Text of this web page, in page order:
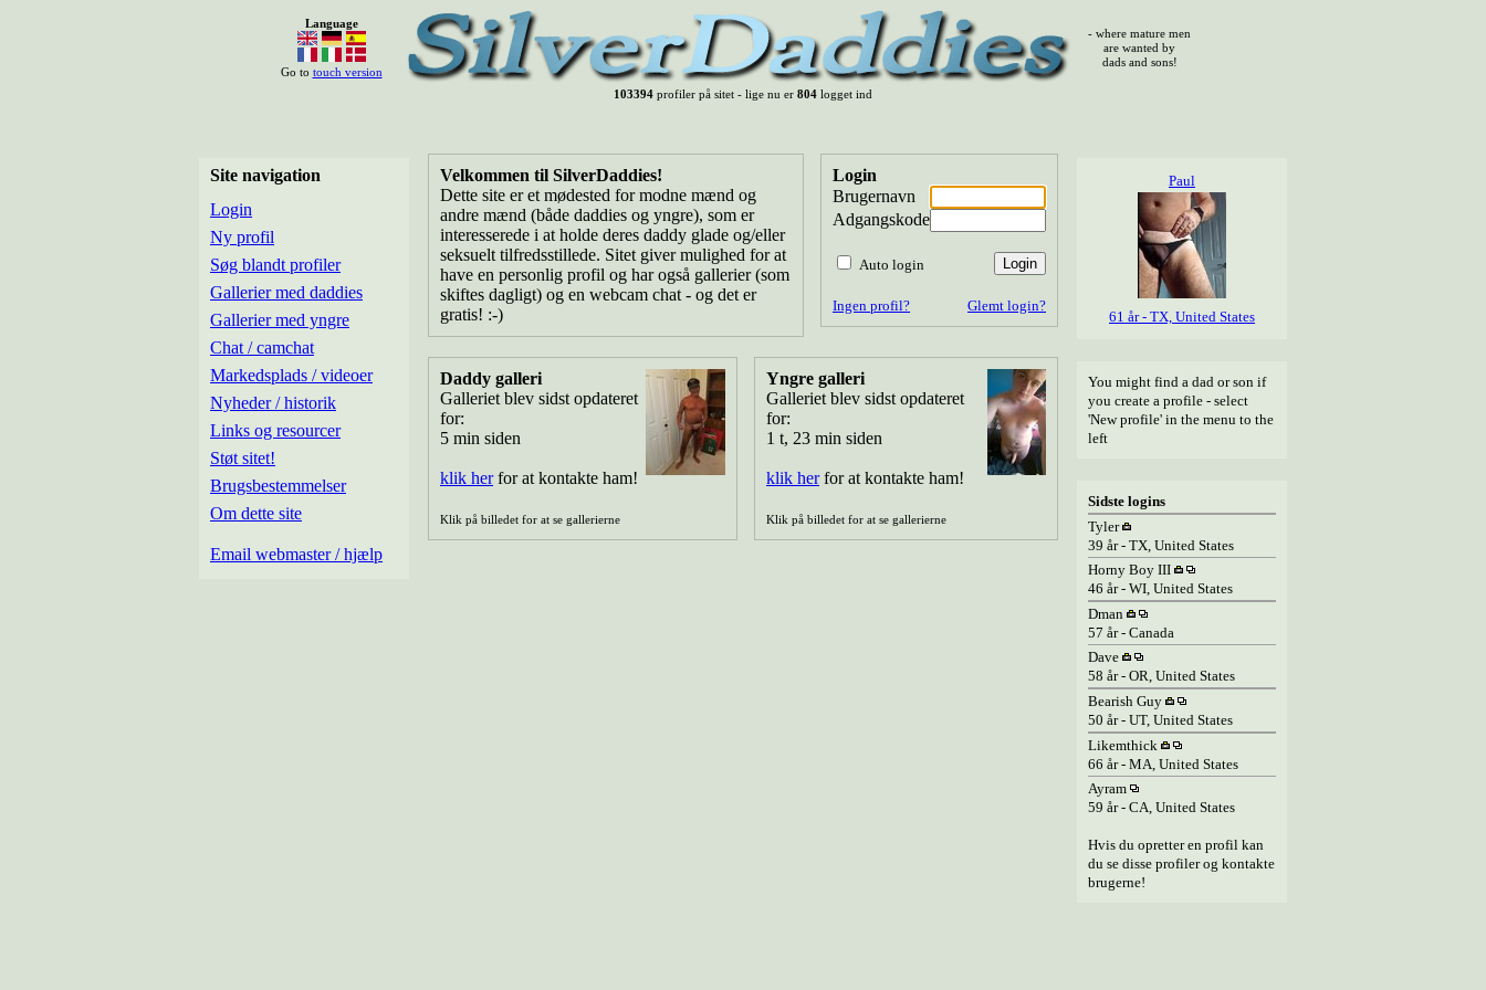
Language
Go to touch version
- where mature men
are wanted by
dads and sons!
103394 profiler på sitet - lige nu er 804 logget ind
Site navigation
Login
Ny profil
Søg blandt profiler
Gallerier med daddies
Gallerier med yngre
Chat / camchat
Markedsplads / videoer
Nyheder / historik
Links og resourcer
Støt sitet!
Brugsbestemmelser
Om dette site
Email webmaster / hjælp
Velkommen til SilverDaddies!
Dette site er et mødested for modne mænd og
andre mænd (både daddies og yngre), som er
interesserede i at holde deres daddy glade og/eller
seksuelt tilfredsstillede. Sitet giver mulighed for at
have en personlig profil og har også gallerier (som
skiftes dagligt) og en webcam chat - og det er
gratis! :-)
Login
Brugernavn
Adgangskode
Auto login
Ingen profil? Glemt login?
Daddy galleri
Galleriet blev sidst opdateret
for:
5 min siden
klik herfor at kontakte ham!
Klik på billedet for at se gallerierne
Yngre galleri
Galleriet blev sidst opdateret
for:
1 t, 23 min siden
klik herfor at kontakte ham!
Klik på billedet for at se gallerierne
Paul
61 år - TX, United States
You might find a dad or son if
you create a profile - select
'New profile' in the menu to the
left
Sidste logins
Tyler
39 år - TX, United States
Horny Boy III
46 år - WI, United States
Dman
57 år - Canada
Dave
58 år - OR, United States
Bearish Guy
50 år - UT, United States
Likemthick
66 år - MA, United States
Ayram
59 år - CA, United States
Hvis du opretter en profil kan
du se disse profiler og kontakte
brugerne!